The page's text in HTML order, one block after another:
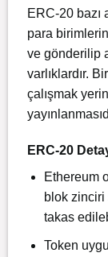
ERC-20 bazı
para
ve gönderilip
varlıklardır.
çalışmak
ERC-20
Ethereum
blok zinciri
takas
Token